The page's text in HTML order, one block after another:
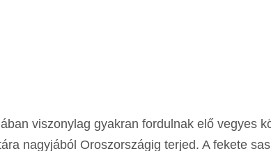
viszonylag gyakran fordulnak elő vegyes
nagyjából Oroszországig terjed. A fekete